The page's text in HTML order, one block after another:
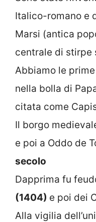
Italico-romano e
Marsi (antica
centrale di stirpe
Abbiamo le
nella bolla di
citata come
Il borgo
e poi a Oddo de
secolo
Dapprima fu
(1404) e poi dei
Alla vigilia